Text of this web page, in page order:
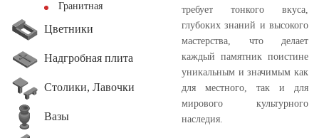
Гранитная
Цветники
Надгробная плита
Столики, Лавочки
Вазы
требует тонкого вкуса,
глубоких знаний и высокого
мастерства, что делает
каждый памятник поистине
уникальным и значимым как
для местного, так и для
мирового культурного
наследия.